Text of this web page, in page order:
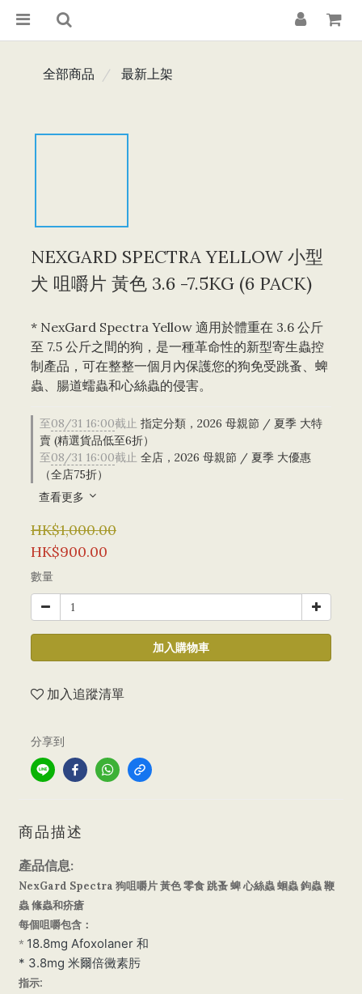
全部商品 最新上架
NEXGARD SPECTRA YELLOW 小型
犬 咀嚼片 黃色 3.6 -7.5KG (6 PACK)
* NexGard Spectra Yellow 適用於體重在 3.6 公斤
至 7.5 公斤之間的狗，是一種革命性的新型寄生蟲控
制產品，可在整整一個月內保護您的狗免受跳蚤、蜱
蟲、腸道蠕蟲和心絲蟲的侵害。
至08/31 16:00截止 指定分類，2026 母親節 / 夏季 大特
賣 (精選貨品低至6折）
至08/31 16:00截止 全店，2026 母親節 / 夏季 大優惠
（全店75折）
查看更多
HK$1,000.00
HK$900.00
數量
加入購物車
加入追蹤清單
分享到
商品描述
產品信息:
NexGard Spectra 狗咀嚼片黃色零食 跳蚤 蜱 心絲蟲 蛔蟲 鉤蟲 鞭
蟲 絛蟲和疥瘡
每個咀嚼包含：
* 18.8mg Afoxolaner 和
* 3.8mg 米爾倍黴素肟
指示: